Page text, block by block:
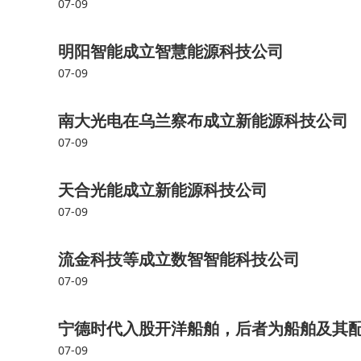
07-09
明阳智能成立智慧能源科技公司
07-09
南大光电在乌兰察布成立新能源科技公司
07-09
天合光能成立新能源科技公司
07-09
流金科技等成立数智智能科技公司
07-09
宁德时代入股开洋船舶，后者为船舶及其
07-09